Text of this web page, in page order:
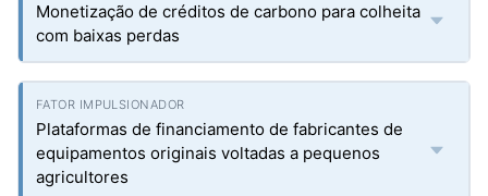
Monetização de créditos de carbono para colheita
com baixas perdas
Plataformas de financiamento de fabricantes de
equipamentos originais voltadas a pequenos
agricultores